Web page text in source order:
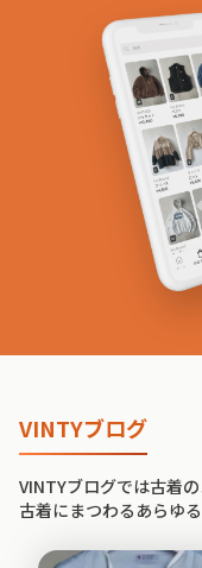
VINTYブログ
VINTYブログでは古着
古着にまつわるあらゆ